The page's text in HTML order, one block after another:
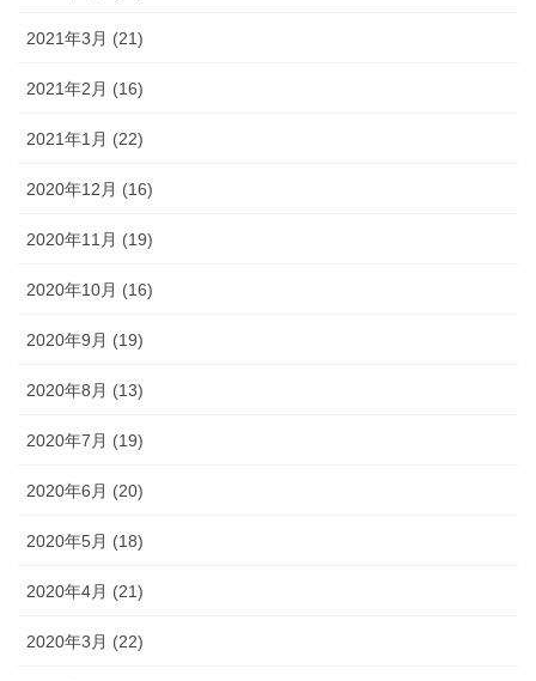
2021年3月 (21)
2021年2月 (16)
2021年1月 (22)
2020年12月 (16)
2020年11月 (19)
2020年10月 (16)
2020年9月 (19)
2020年8月 (13)
2020年7月 (19)
2020年6月 (20)
2020年5月 (18)
2020年4月 (21)
2020年3月 (22)